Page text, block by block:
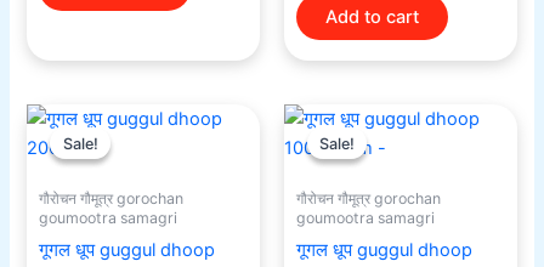
Add to cart
Sale!
Sale!
गौरोचन गौमूत्र gorochan
goumootra samagri
गूगल धूप guggul dhoop
Original
price
Current
price
Sale!
Sale!
गौरोचन गौमूत्र gorochan
goumootra samagri
गूगल धूप guggul dhoop
Original
price
was:
Current
price